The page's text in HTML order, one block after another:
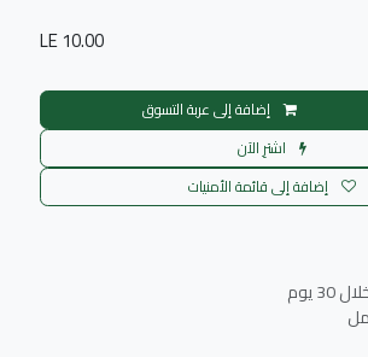
إضافة إلى عربة التسوق
اشترِ الآن
إضافة إلى قائمة الأمنيات
10.00
يوم